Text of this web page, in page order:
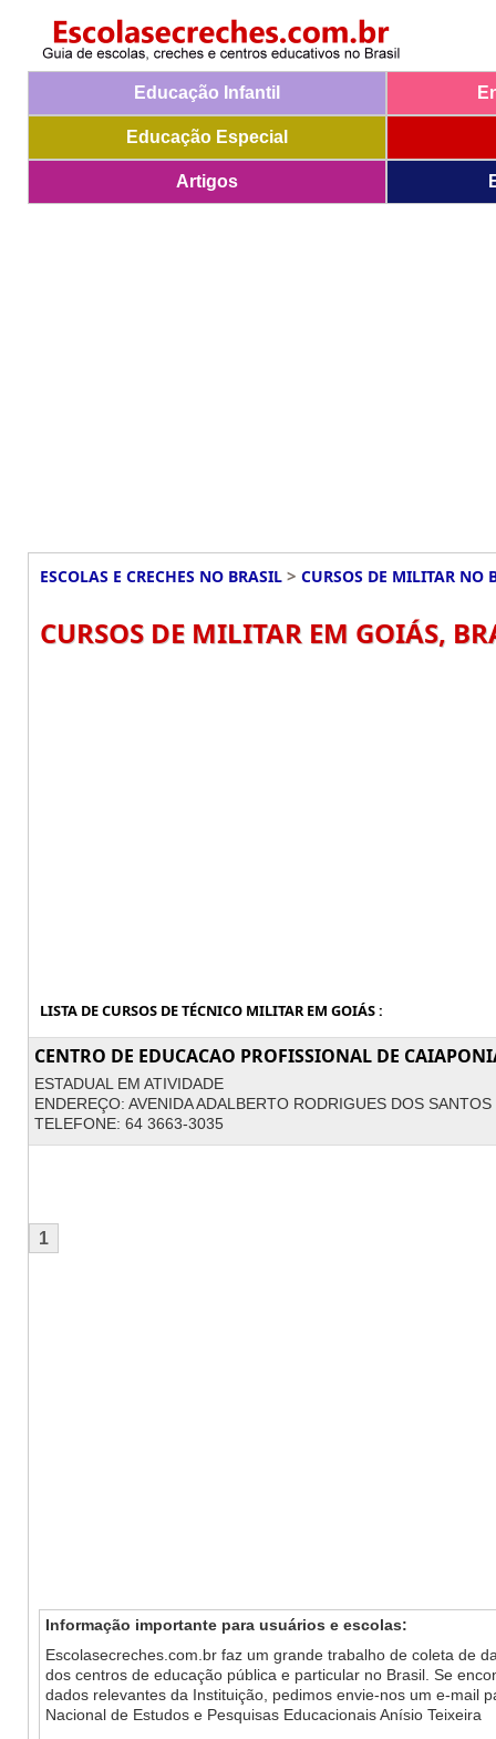
Educação Infantil
Educação Especial
Artigos
ESCOLAS E CRECHES NO BRASIL > CURSOS DE MILITAR NO
CURSOS DE MILITAR EM GOIÁS,
LISTA DE CURSOS DE TÉCNICO MILITAR EM GOIÁS :
CENTRO DE EDUCACAO PROFISSIONAL DE
ESTADUAL EM ATIVIDADE
ENDEREÇO: AVENIDA ADALBERTO RODRIGUES DOS
TELEFONE: 64 3663-3035
1
Informação importante para usuários e escolas:
Escolasecreches.com.br faz um grande trabalho de coleta de
dos centros de educação pública e particular no Brasil. Se
dados relevantes da Instituição, pedimos envie-nos um e-mail
Nacional de Estudos e Pesquisas Educacionais Anísio Teixeira